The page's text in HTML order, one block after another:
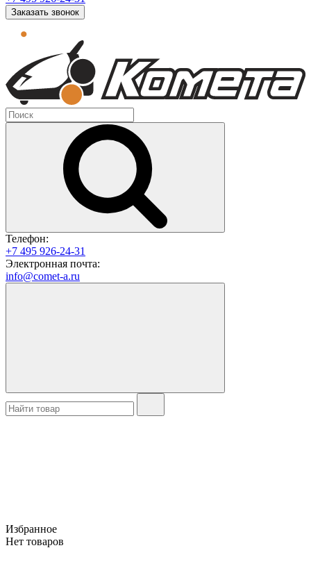
Заказать звонок
Телефон:
+7 495 926-24-31
Электронная почта:
info@comet-a.ru
Избранное
Нет товаров